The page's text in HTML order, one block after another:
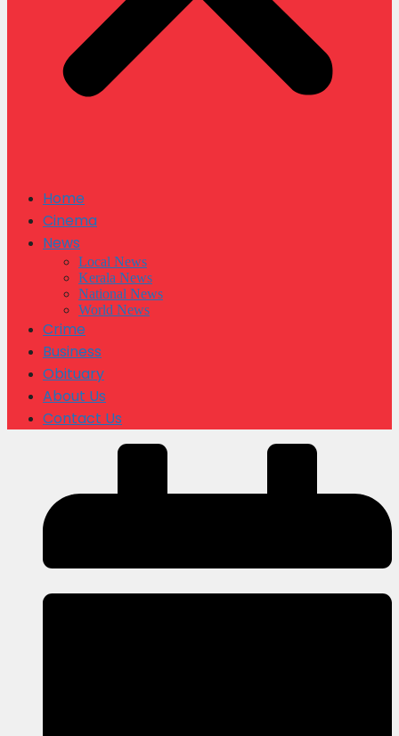
Home
Cinema
News
Local News
Kerala News
National News
World News
Crime
Business
Obituary
About Us
Contact Us